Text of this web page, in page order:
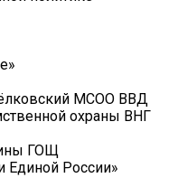
МСОО ВВД
охраны ВНГ
ГОЩ
Единой России»